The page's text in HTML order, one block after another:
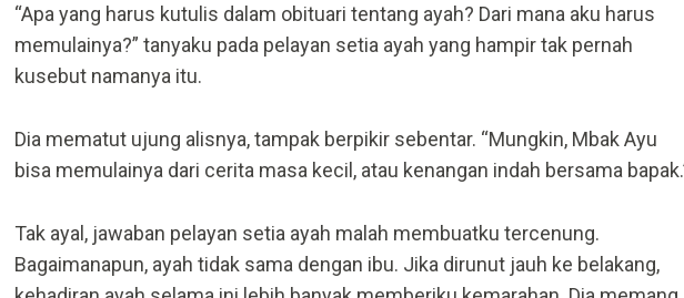
“Apa yang harus kutulis dalam obituari tentang ayah? Dari mana aku harus
memulainya?” tanyaku pada pelayan setia ayah yang hampir tak pernah
kusebut namanya itu.
Dia mematut ujung alisnya, tampak berpikir sebentar. “Mungkin, Mbak Ayu
bisa memulainya dari cerita masa kecil, atau kenangan indah bersama
Tak ayal, jawaban pelayan setia ayah malah membuatku tercenung.
Bagaimanapun, ayah tidak sama dengan ibu. Jika dirunut jauh ke belakang,